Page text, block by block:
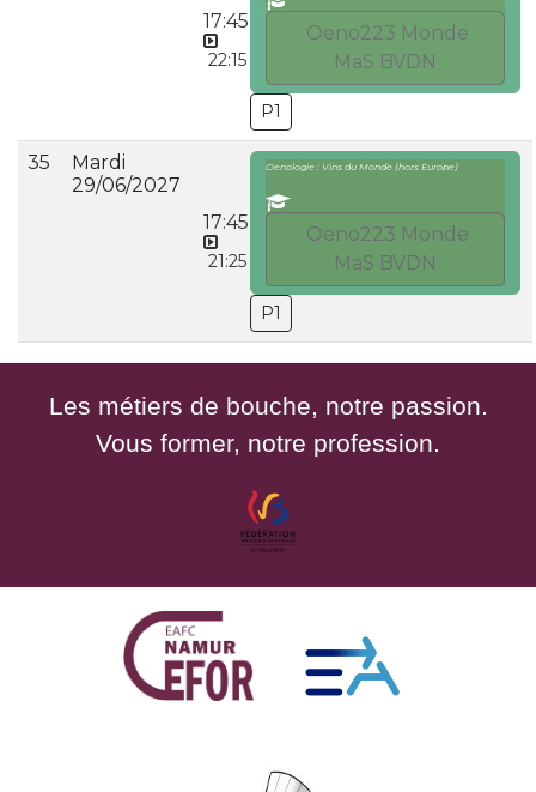
17:45
22:15
Oeno223 Monde
MaS BVDN
P1
35
Mardi
29/06/2027
17:45
21:25
Oenologie : Vins du Monde (hors Europe)
Oeno223 Monde
MaS BVDN
P1
Les métiers de bouche, notre passion.
Vous former, notre profession.